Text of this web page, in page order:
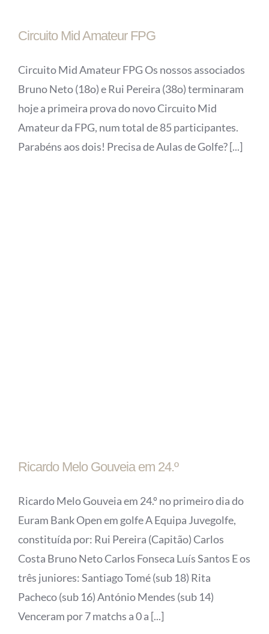
Circuito Mid Amateur FPG
Circuito Mid Amateur FPG Os nossos associados
Bruno Neto (18o) e Rui Pereira (38o) terminaram
hoje a primeira prova do novo Circuito Mid
Amateur da FPG, num total de 85 participantes.
Parabéns aos dois! Precisa de Aulas de Golfe? [...]
Ricardo Melo Gouveia em 24.º
Ricardo Melo Gouveia em 24.º no primeiro dia do
Euram Bank Open em golfe A Equipa Juvegolfe,
constituída por: Rui Pereira (Capitão) Carlos
Costa Bruno Neto Carlos Fonseca Luís Santos E os
três juniores: Santiago Tomé (sub 18) Rita
Pacheco (sub 16) António Mendes (sub 14)
Venceram por 7 matchs a 0 a [...]